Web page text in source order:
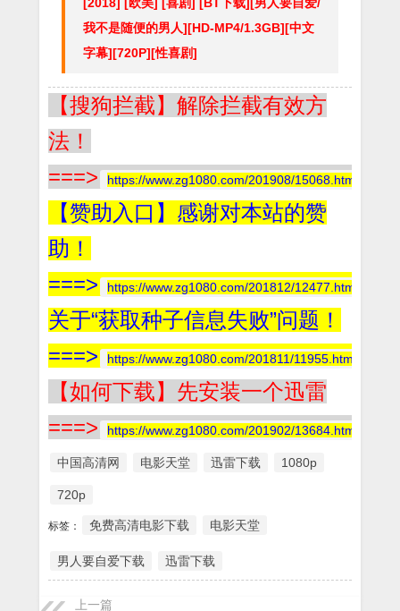
我不是随便的男人][HD-MP4/1.3GB][中文
字幕][720P][性喜剧]
【搜狗拦截】解除拦截有效方
法！
===>
https://www.zg1080.com/201908/15068.html
【赞助入口】感谢对本站的赞
助！
===>
https://www.zg1080.com/201812/12477.html
关于“获取种子信息失败”问题！
===>
https://www.zg1080.com/201811/11955.html
【如何下载】先安装一个迅雷
===>
https://www.zg1080.com/201902/13684.html
中国高清网 电影天堂 迅雷下载 1080p
720p
标签： 免费高清电影下载 电影天堂
男人要自爱下载 迅雷下载
上一篇